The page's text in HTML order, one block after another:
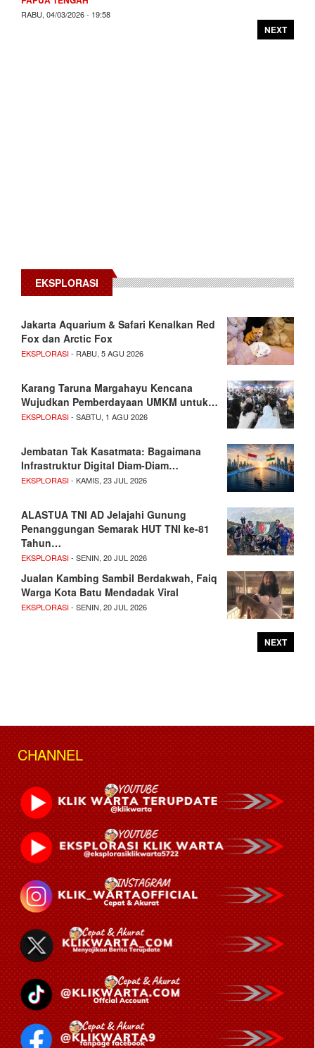
RABU, 04/03/2026 - 19:58
NEXT
EKSPLORASI
Jakarta Aquarium & Safari Kenalkan Red
Fox dan Arctic Fox
EKSPLORASI- RABU, 5 AGU 2026
Karang Taruna Margahayu Kencana
Wujudkan Pemberdayaan UMKM untuk…
EKSPLORASI- SABTU, 1 AGU 2026
Jembatan Tak Kasatmata: Bagaimana
Infrastruktur Digital Diam-Diam…
EKSPLORASI- KAMIS, 23 JUL 2026
ALASTUA TNI AD Jelajahi Gunung
Penanggungan Semarak HUT TNI ke-81
Tahun…
EKSPLORASI- SENIN, 20 JUL 2026
Jualan Kambing Sambil Berdakwah, Faiq
Warga Kota Batu Mendadak Viral
EKSPLORASI- SENIN, 20 JUL 2026
NEXT
CHANNEL